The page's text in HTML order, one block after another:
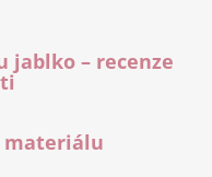
jablko – recenze
materiálu